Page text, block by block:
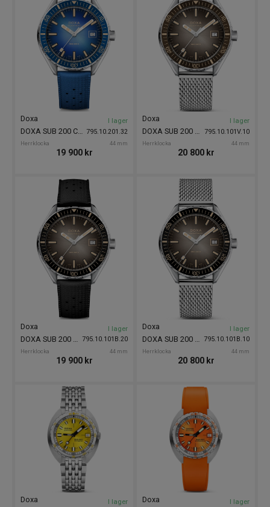
795.10.201.32
Doxa
Herrklocka 44 mm
DOXA SUB 200 Caribbean 44mm
I lager
19 900 kr
795.10.101V.10
Doxa
Herrklocka 44 mm
DOXA SUB 200 II Sharkhunter Vintage 44mm
I lager
20 800 kr
795.10.101B.20
Doxa
Herrklocka 44 mm
I lager
19 900 kr
795.10.101B.10
Doxa
Herrklocka 44 mm
I lager
20 800 kr
Doxa I lager Doxa I lager